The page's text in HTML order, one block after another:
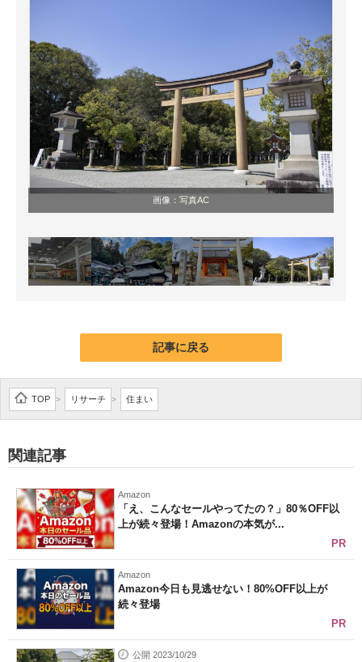
画像： 写真AC
記事に戻る
TOP > リサーチ > 住まい
関連記事
Amazon
「え、こんなセールやってたの？」80％OFF以
上が続々登場！Amazonの本気が...
PR
Amazon
Amazon今日も見逃せない！80%OFF以上が
続々登場
PR
公開 2023/10/29